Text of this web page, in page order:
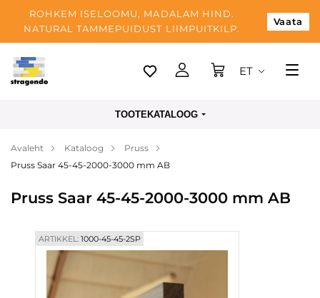
ROHKEM ISELOOMU, MADALAM HIND.
NATURAL TAMMEPUIDUST LIIMPUITKILP.
Vaata
Tallinn
Makse
Blogi
Kontaktid
ET
TOOTEKATALOOG
Avaleht Kataloog
Pruss
Pruss Saar 45-45-2000-3000 mm AB
Pruss Saar 45-45-2000-3000 mm AB
ARTIKKEL:1000-45-45-2SP